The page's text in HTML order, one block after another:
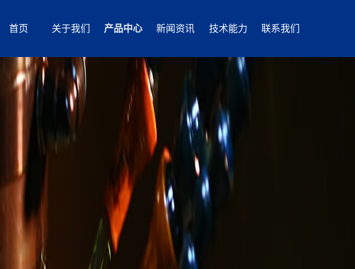
首页 关于我们 产品中心 新闻资讯 技术能力 联系我们